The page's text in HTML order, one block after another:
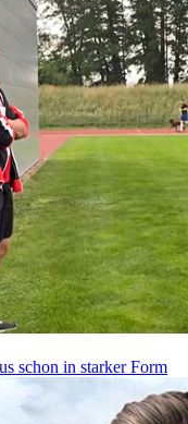
schon in starker Form